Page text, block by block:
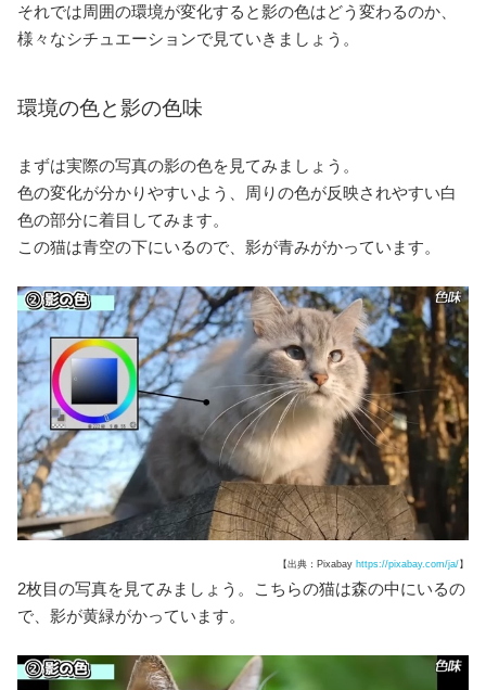
それでは周囲の環境が変化すると影の色はどう変わるのか、
様々なシチュエーションで見ていきましょう。
環境の色と影の色味
まずは実際の写真の影の色を見てみましょう。
色の変化が分かりやすいよう、周りの色が反映されやすい白
色の部分に着目してみます。
この猫は青空の下にいるので、影が青みがかっています。
【出典：Pixabay https://pixabay.com/ja/】
2枚目の写真を見てみましょう。こちらの猫は森の中にいるの
で、影が黄緑がかっています。